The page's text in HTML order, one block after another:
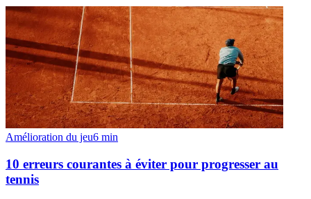
Amélioration du jeu6 min
10 erreurs courantes à éviter pour progresser au
tennis